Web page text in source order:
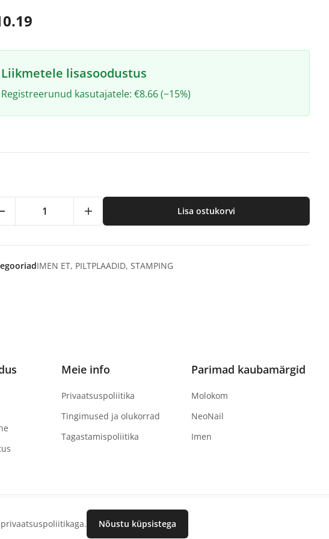
Liikmetele lisasoodustus
Registreerunud kasutajatele: €8.66 (−15%)
1 Lisa ostukorvi
IMEN ET, PILTPLAADID,STAMPING
Meie info
Privaatsuspoliitika
Tingimused ja olukorrad
Tagastamispoliitika
Parimad kaubamärgid
Molokom
NeoNail
Imen
Nõustu küpsistega